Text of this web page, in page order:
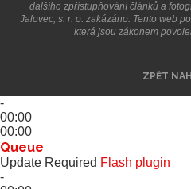
dalšího zpřístupňování článků a
Jalovec, s. r. o. zakázáno. Tento web
která jsou zákonem
ZPĚT
-
00:00
00:00
Queue
Update Required Flash plugin
-